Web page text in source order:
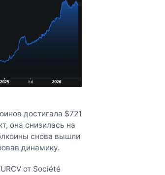
достигала $721
она снизилась на
снова вышли
динамику.
от Société